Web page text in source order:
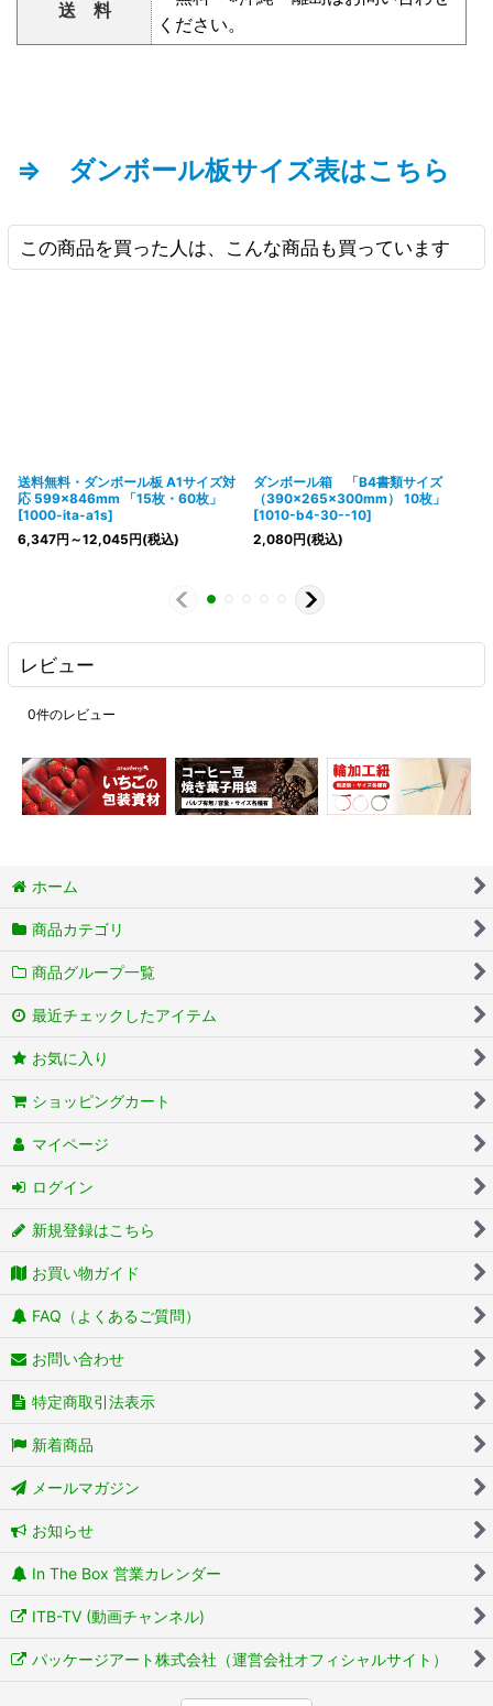
送 料
ください。
⇒ ダンボール板サイズ表はこちら
この商品を買った人は、こんな商品も買っています
送料無料・ダンボール板 A1サイズ対
応 599×846mm 「15枚・60枚」
[1000-ita-a1s]
6,347円 ～12,045円(税込)
ダンボール箱 「B4書類サイズ
（390×265×300mm） 10枚」
[1010-b4-30--10]
2,080円(税込)
レビュー
0件のレビュー
ホーム
商品カテゴリ
商品グループ一覧
最近チェックしたアイテム
お気に入り
ショッピングカート
マイページ
ログイン
新規登録はこちら
お買い物ガイド
FAQ（よくあるご質問）
お問い合わせ
特定商取引法表示
新着商品
メールマガジン
お知らせ
In The Box 営業カレンダー
ITB-TV (動画チャンネル)
パッケージアート株式会社（運営会社オフィシャルサイト）